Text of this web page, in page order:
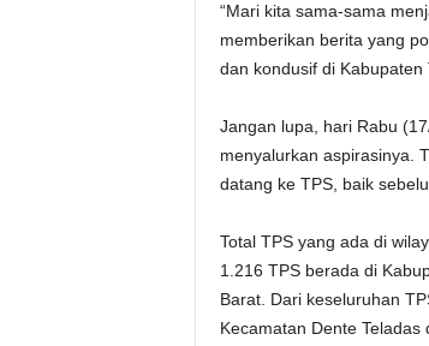
“Mari kita sama-sama
memberikan berita yang
dan kondusif di Kabupaten
Jangan lupa, hari Rabu
menyalurkan aspirasinya.
datang ke TPS, baik
Total TPS yang ada di
1.216 TPS berada di
Barat. Dari keseluruhan
Kecamatan Dente